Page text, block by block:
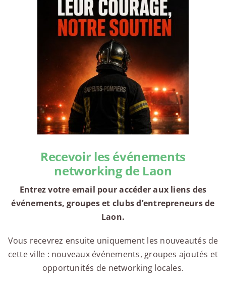
Recevoir les événements
networking de Laon
Entrez votre email pour accéder aux liens des
événements, groupes et clubs d’entrepreneurs de
Laon.
Vous recevrez ensuite uniquement les nouveautés de
cette ville : nouveaux événements, groupes ajoutés et
opportunités de networking locales.